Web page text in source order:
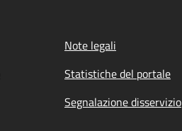
Note legali
Statistiche del portale
Segnalazione disservizio